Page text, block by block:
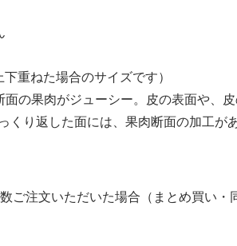
重ねた場合のサイズです）
の果肉がジューシー。皮の表面や、
くり返した面には、果肉断面の加工が
ご注文いただいた場合（まとめ買い